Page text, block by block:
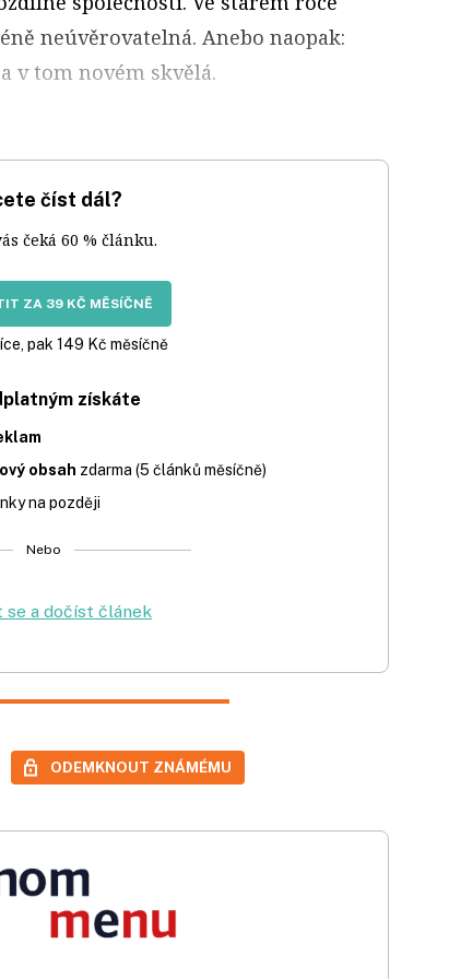
neúvěrovatelná. Anebo naopak:
v tom novém skvělá.
číst dál?
čeká 60 % článku.
ZA 39 KČ MĚSÍČNĚ
pak 149 Kč měsíčně
získáte
obsah zdarma (5 článků měsíčně)
na později
Nebo
se a dočíst článek
ODEMKNOUT ZNÁMÉMU